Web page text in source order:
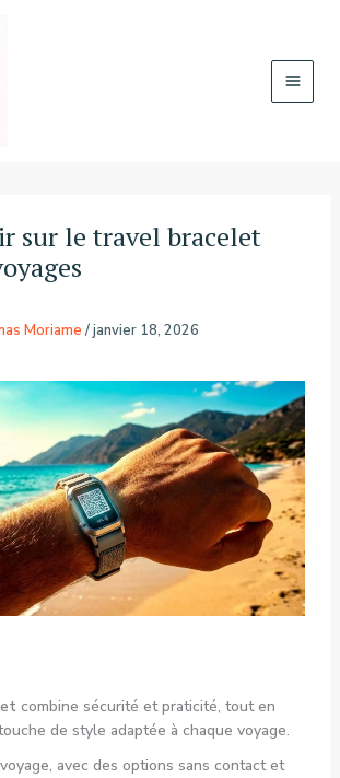
sur le travel bracelet
Moriame /janvier 18, 2026
combine sécurité et praticité, tout en
de style adaptée à chaque voyage.
avec des options sans contact et